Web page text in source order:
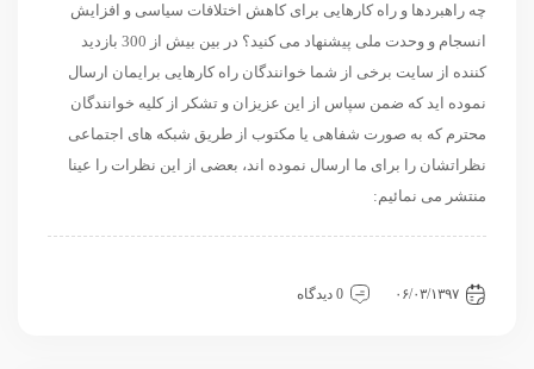
چه راهبردها و راه کارهایی برای کاهش اختلافات سیاسی و افزایش
انسجام و وحدت ملی پیشنهاد می کنید؟ در بین بیش از 300 بازدید
کننده از سایت برخی از شما خوانندگان راه کارهایی برایمان ارسال
نموده اید که ضمن سپاس از این عزیزان و تشکر از کلیه خوانندگان
محترم که به صورت شفاهی یا مکتوب از طریق شبکه های اجتماعی
نظراتشان را برای ما ارسال نموده اند، بعضی از این نظرات را عینا
منتشر می نمائیم:
۰۶/۰۳/۱۳۹۷
0 دیدگاه